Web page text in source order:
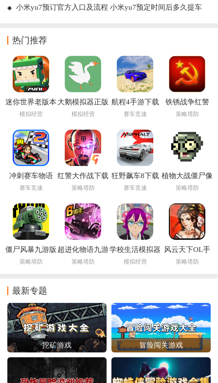
小米yu7预订官方入口及流程 小米yu7预定时间后多久提车
热门推荐
迷你世界老版本
0.44.2下载安装
模拟经营
大鹅模拟器正版
免费下载手机版
模拟经营
航程4手游下载
安装(Voyage 4)
赛车竞速
铁锈战争红警
3mod
策略塔防
冲刺赛车物语
2debug版下载
赛车竞速
红警大作战下载
最新版
策略塔防
狂野飙车8下载
最新版
赛车竞速
植物大战僵尸像
素版手机下载安
策略塔防
僵尸风暴九游版
策略塔防
超进化物语九游
版
策略塔防
学校生活模拟器
2下载中文版
模拟经营
风云天下OL手
游
策略塔防
最新专题
挖矿游戏 冒险闯关游戏